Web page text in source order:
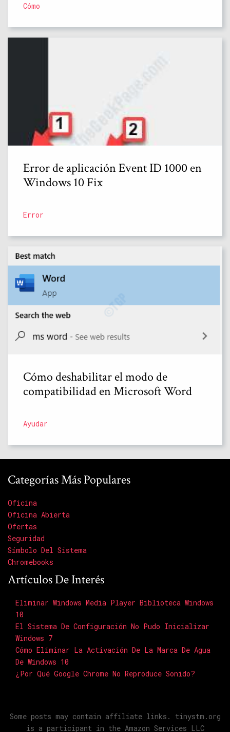
Cómo
Error de aplicación Event ID 1000 en
Windows 10 Fix
Error
Cómo deshabilitar el modo de
compatibilidad en Microsoft Word
Ayudar
Categorías Más Populares
Oficina
Oficina Abierta
Ofertas
Seguridad
Símbolo Del Sistema
Chromebooks
Artículos De Interés
Eliminar Windows Media Player Biblioteca Windows
10
El Sistema De Configuración No Pudo Inicializar
Windows 7
Cómo Eliminar La Activación De La Marca De Agua
De Windows 10
¿Por Qué Google Chrome No Reproduce Sonido?
Some posts may contain affiliate links. tinystm.org
is a participant in the Amazon Services LLC